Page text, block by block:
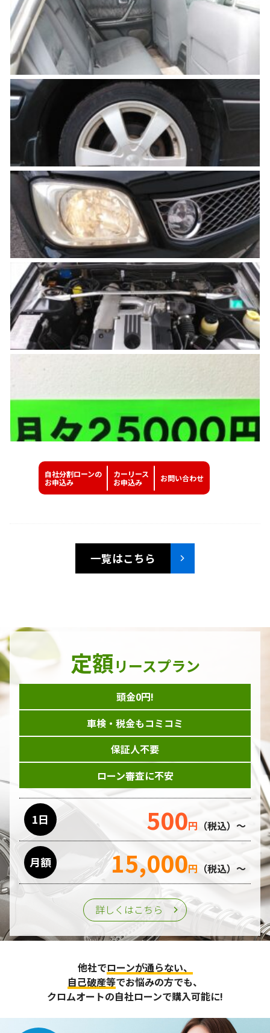
自社分割ローンの
お申込み
カーリース
お申込み
お問い合わせ
一覧はこちら
定額リースプラン
頭金0円!
車検・税金もコミコミ
保証人不要
ローン審査に不安
1日 500円 （税込）～
月額 15,000円 （税込）～
詳しくはこちら
他社でローンが通らない、
自己破産等でお悩みの方でも、
クロムオートの自社ローンで購入可能に!